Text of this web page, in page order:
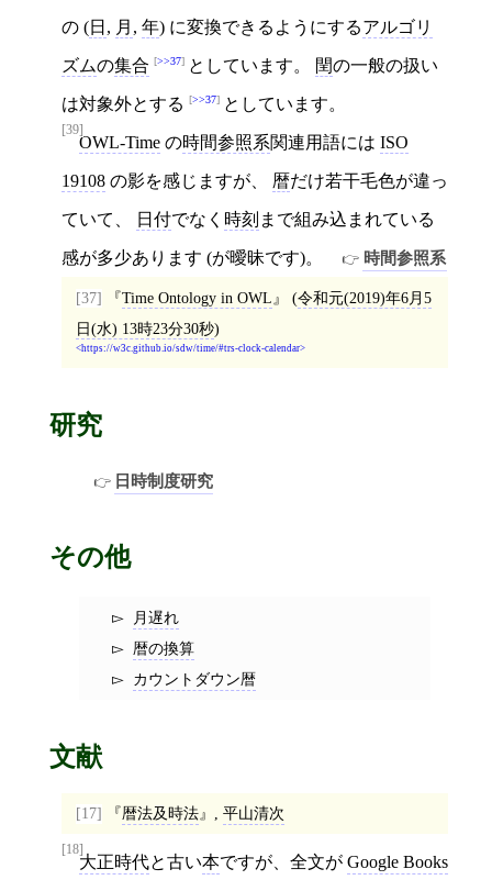
の (日 , 月 , 年) に変換できるようにするアルゴリ
ズムの集合 >>37 としています。 閏の一般の扱い
は対象外とする >>37 としています。
[39]
OWL-Time の時間参照系関連用語には ISO
19108 の影を感じますが、 暦だけ若干毛色が違っ
ていて、 日付でなく 時刻 まで組み込まれている
感が多少あります (が曖昧です)。 時間参照系
[37] Time Ontology in OWL (令和元(2019)年6月5
日(水) 13時23分30秒)
https://w3c.github.io/sdw/time/#trs-clock-calendar
研究
日時制度研究
その他
月遅れ
暦の換算
カウントダウン暦
文献
[17] 暦法及時法 , 平山清次
[18]
大正時代と古い本ですが、全文が Google Books